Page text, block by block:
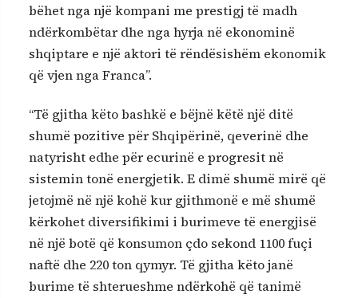
bëhet nga një kompani me prestigj të madh
ndërkombëtar dhe nga hyrja në ekonominë
shqiptare e një aktori të rëndësishëm ekonomik
që vjen nga Franca”.
“Të gjitha këto bashkë e bëjnë këtë një ditë
shumë pozitive për Shqipërinë, qeverinë dhe
natyrisht edhe për ecurinë e progresit në
sistemin tonë energjetik. E dimë shumë mirë që
jetojmë në një kohë kur gjithmonë e më shumë
kërkohet diversifikimi i burimeve të energjisë
në një botë që konsumon çdo sekond 1100 fuçi
naftë dhe 220 ton qymyr. Të gjitha këto janë
burime të shterueshme ndërkohë që tanimë